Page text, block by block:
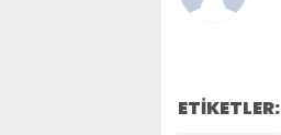
ETİKETLER: